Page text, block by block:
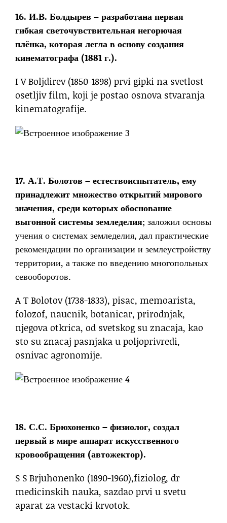
16. И.В. Болдырев – разработана первая
гибкая светочувствительная негорючая
плёнка, которая легла в основу создания
кинематографа (1881 г.).
I V Boljdirev (1850-1898) prvi gipki na svetlost
osetljiv film, koji je postao osnova stvaranja
kinematografije.
17. А.Т. Болотов – естествоиспытатель, ему
принадлежит множество открытий мирового
значения, среди которых обоснование
выгонной системы земледелия; заложил основы
учения о системах земледелия, дал практические
рекомендации по организации и землеустройству
территории, а также по введению многопольных
севооборотов.
A T Bolotov (1738-1833), pisac, memoarista,
folozof, naucnik, botanicar, prirodnjak,
njegova otkrica, od svetskog su znacaja, kao
sto su znacaj pasnjaka u poljoprivredi,
osnivac agronomije.
18. С.С. Брюхоненко – физиолог, создал
первый в мире аппарат искусственного
кровообращения (автожектор).
S S Brjuhonenko (1890-1960),fiziolog, dr
medicinskih nauka, sazdao prvi u svetu
aparat za vestacki krvotok.